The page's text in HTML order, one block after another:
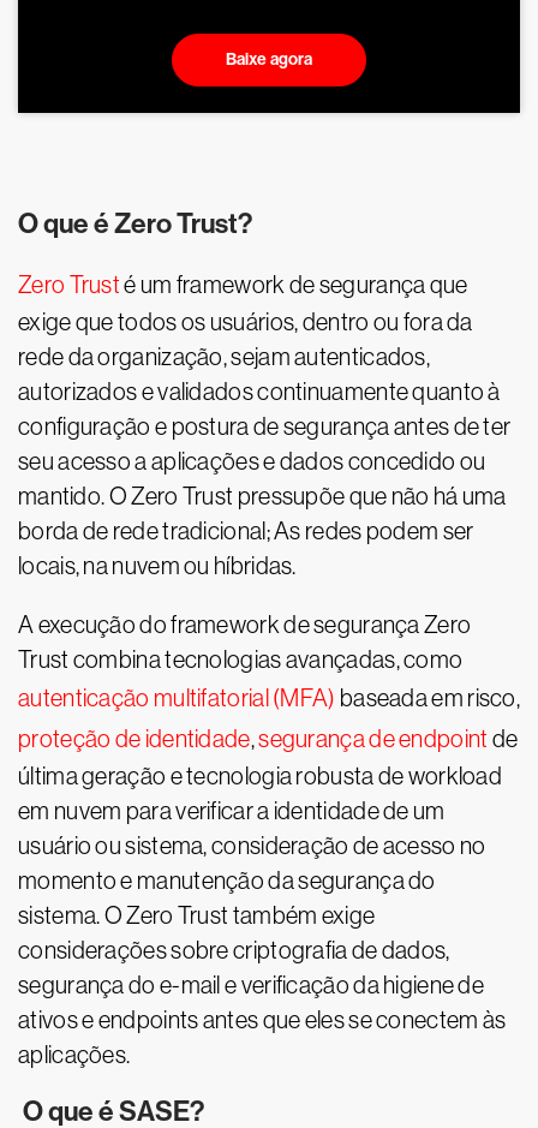
Baixe agora
O que é Zero Trust?
Zero Trusté um framework de segurança que
exige que todos os usuários, dentro ou fora da
rede da organização, sejam autenticados,
autorizados e validados continuamente quanto à
configuração e postura de segurança antes de ter
seu acesso a aplicações e dados concedido ou
mantido. O Zero Trust pressupõe que não há uma
borda de rede tradicional; As redes podem ser
locais, na nuvem ou híbridas.
A execução do framework de segurança Zero
Trust combina tecnologias avançadas, como
autenticação multifatorial (MFA) baseada em risco,
proteção de identidade,segurança de endpoint de
última geração e tecnologia robusta de workload
em nuvem para verificar a identidade de um
usuário ou sistema, consideração de acesso no
momento e manutenção da segurança do
sistema. O Zero Trust também exige
considerações sobre criptografia de dados,
segurança do e-mail e verificação da higiene de
ativos e endpoints antes que eles se conectem às
aplicações.
O que é SASE?